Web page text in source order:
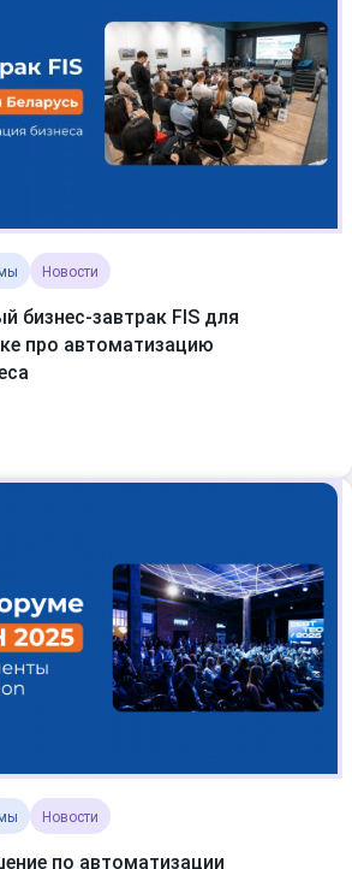
Новости
бизнес-завтрак FIS для
про автоматизацию
Новости
по автоматизации